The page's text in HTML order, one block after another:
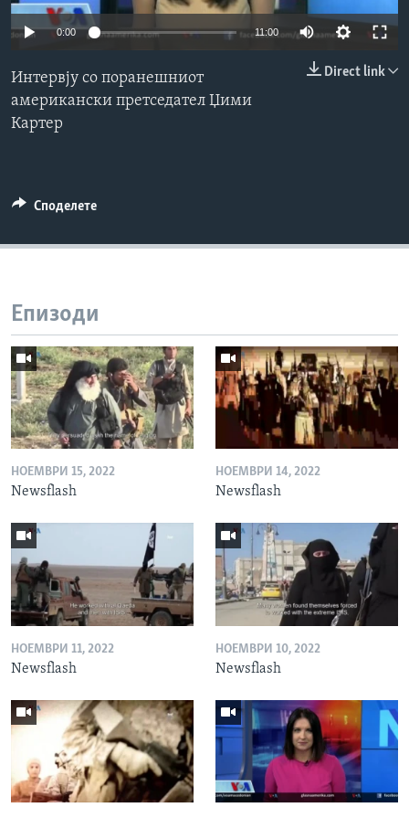
ИНТЕРВЈУА
Јазици
0:00 11:00
Direct link
Интервју со поранешниот
американски претседател Џими
Картер
Споделете
Епизоди
НОЕМВРИ 15, 2022
Newsflash
НОЕМВРИ 14, 2022
Newsflash
НОЕМВРИ 11, 2022
Newsflash
НОЕМВРИ 10, 2022
Newsflash